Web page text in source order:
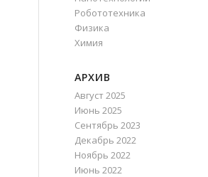
Робототехника
Физика
Химия
АРХИВ
Август 2025
Июнь 2025
Сентябрь 2023
Декабрь 2022
Ноябрь 2022
Июнь 2022